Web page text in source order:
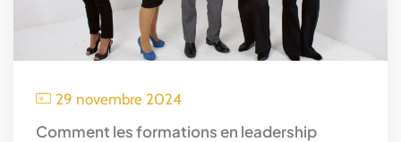
29 novembre 2024
Comment les formations en leadership